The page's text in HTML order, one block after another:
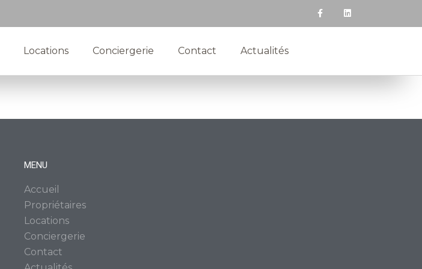
Locations Conciergerie Contact Actualités
MENU
Accueil
Propriétaires
Locations
Conciergerie
Contact